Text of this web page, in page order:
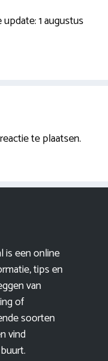
1 augustus
te plaatsen.
is een online
tips en
van
of
soorten
vind